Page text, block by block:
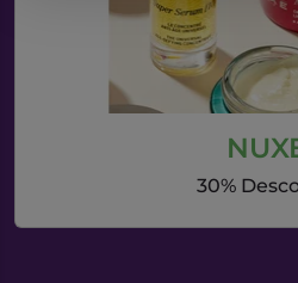
30%